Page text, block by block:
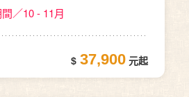
／10 - 11月
37,900